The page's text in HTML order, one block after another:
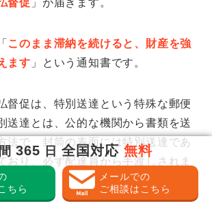
このまま滞納を続けると、財産を強
ます 」という通知書です。
督促は、特別送達という特殊な郵便
送達とは、公的な機関から書類を送
法で、封筒の表面には特別送達であ
おり、必ず配達員から手渡しされま
365 日 全国対応無料
ちら
メールでの
ご相談はこちら